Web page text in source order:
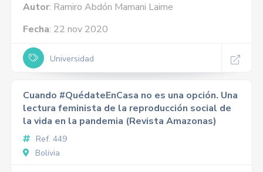
Autor: Ramiro Abdón Mamani Laime
Fecha: 22 nov 2020
Universidad
Cuando #QuédateEnCasa no es una opción. Una
lectura feminista de la reproducción social de
la vida en la pandemia (Revista Amazonas)
Ref. 449
Bolivia